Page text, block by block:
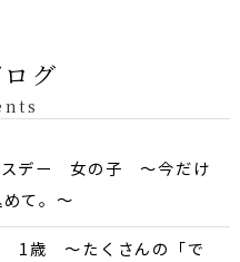
グ
スデー 女の子 〜今だけ
て。〜
1歳 〜たくさんの「で